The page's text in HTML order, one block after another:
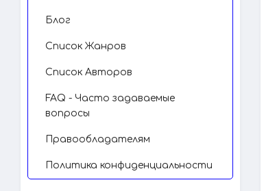
Блог
Список Жанров
Список Авторов
FAQ - Часто задаваемые
вопросы
Правообладателям
Политика конфиденциальности